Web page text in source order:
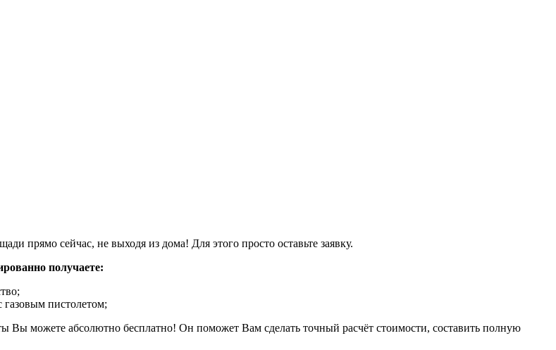
прямо сейчас, не выходя из дома! Для этого просто оставьте заявку.
получаете:
пистолетом;
можете абсолютно бесплатно! Он поможет Вам сделать точный расчёт стоимости, составить полную